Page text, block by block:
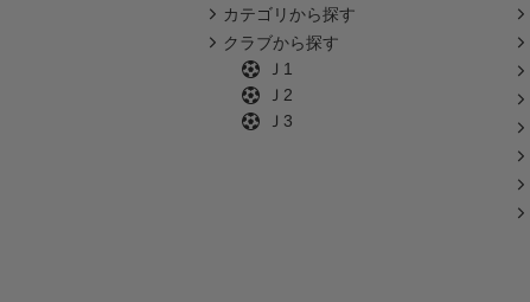
カテゴリから探す
クラブから探す
Ｊ1
Ｊ2
Ｊ3